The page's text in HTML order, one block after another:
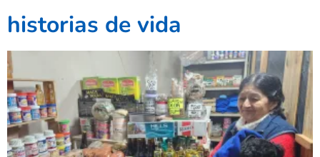
historias de vida